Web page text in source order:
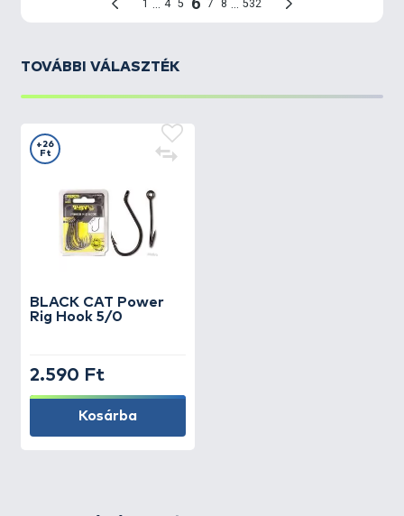
TOVÁBBI VÁLASZTÉK
BLACK CAT Power
Rig Hook 5/0
+26
Ft
2.590 Ft
Kosárba